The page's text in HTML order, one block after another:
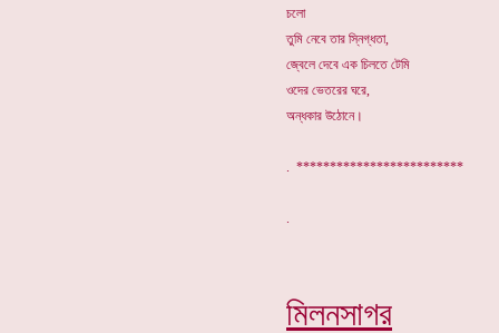
চলো
তুমি নেবে তার স্নিগ্ধতা,
জ্বেলে দেবে এক চিলতে টেমি
ওদের ভেতরের ঘরে,
অন্ধকার উঠোনে।
. *************************
মিলনসাগর